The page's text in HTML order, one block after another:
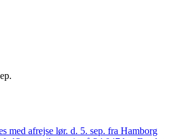
med afrejse lør. d. 5. sep. fra Hamborg